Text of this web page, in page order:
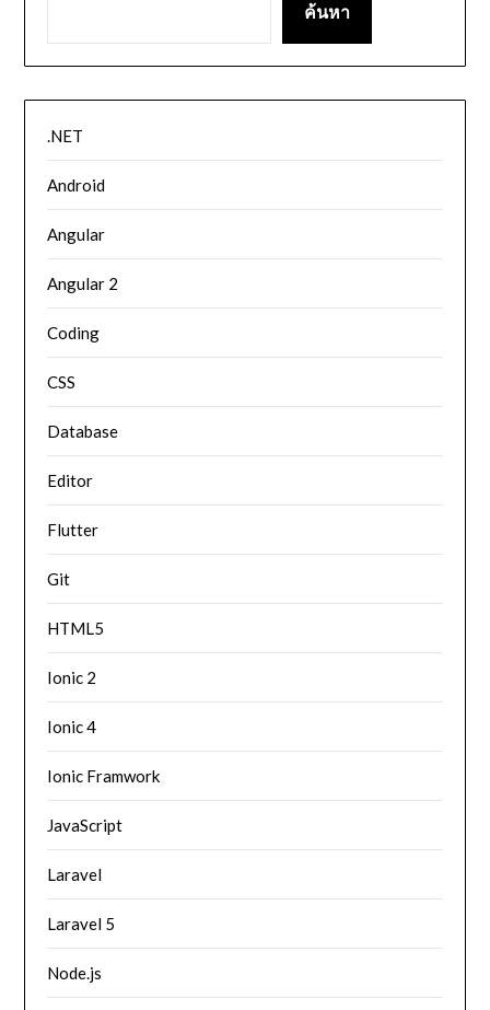
ค้นหา
.NET
Android
Angular
Angular 2
Coding
CSS
Database
Editor
Flutter
Git
HTML5
Ionic 2
Ionic 4
Ionic Framwork
JavaScript
Laravel
Laravel 5
Node.js